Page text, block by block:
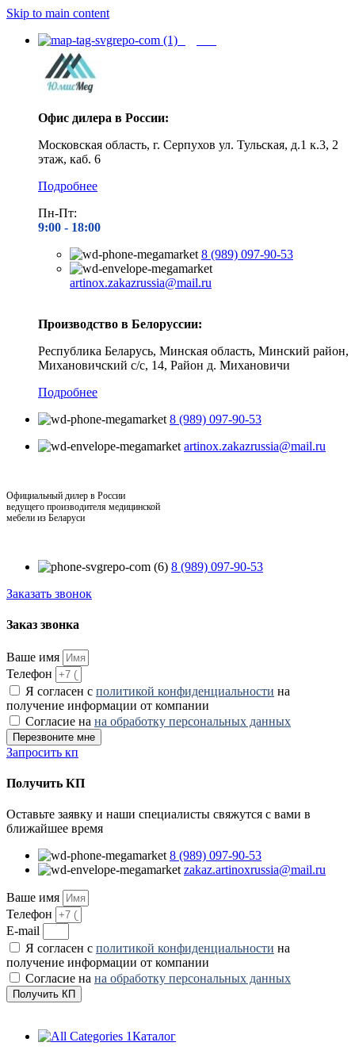
Skip to main content
Офис дилера в России:
Московская область, г. Серпухов ул. Тульская, д.1 к.3, 2
этаж, каб. 6
Подробнее
Пн-Пт:
9:00 - 18:00
8 (989) 097-90-53
artinox.zakazrussia@mail.ru
Производство в Белоруссии:
Республика Беларусь, Минская область, Минский район,
Михановичский с/с, 14, Район д. Михановичи
Подробнее
8 (989) 097-90-53
artinox.zakazrussia@mail.ru
Официальный дилер в России
ведущего производителя медицинской
мебели из Беларуси
8 (989) 097-90-53
Заказать звонок
Заказ звонка
Ваше имя
Телефон
Я согласен с политикой конфиденциальности на
получение информации от компании
Согласие на на обработку персональных данных
Перезвоните мне
Запросить кп
Получить КП
Оставьте заявку и наши специалисты свяжутся с вами в
ближайшее время
8 (989) 097-90-53
zakaz.artinoxrussia@mail.ru
Ваше имя
Телефон
E-mail
Я согласен с политикой конфиденциальности на
получение информации от компании
Согласие на на обработку персональных данных
Получить КП
Каталог